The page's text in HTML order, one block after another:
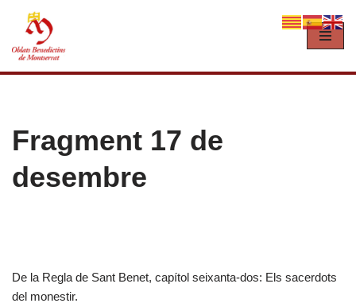
al
Fragment 17 de
desembre
De la Regla de Sant Benet, capítol seixanta-dos: Els sacerdots
del monestir.